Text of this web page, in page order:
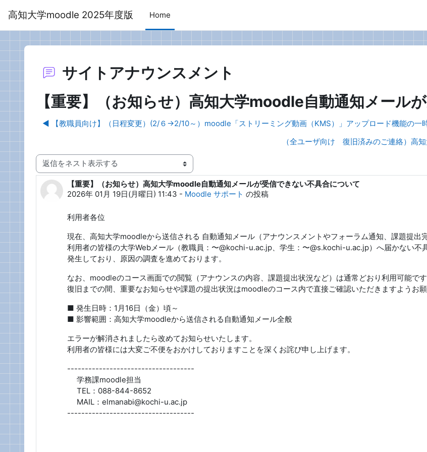
高知大学moodle 2025年度版 Home
サイトアナウンスメント
【重要】（お知らせ）高知大学moodle自動通知メール
◀︎ 【教職員向け】（日程変更）(2/６→2/10～）moodle「ストリーミング動画（KMS）」アップロード機能の一
（全ユーザ向け 復旧済みのご連絡）高
表示モード
【重要】（お知らせ）高知大学moodle自動通知メールが受信できない不具合について
2026年 01月 19日(月曜日) 11:43 - Moodle サポート の投稿
返信数: 0
利用者各位
現在、高知大学moodleから送信される 自動通知メール（アナウンスメントやフォーラム通知、課題提出
利用者の皆様の大学Webメール（教職員：〜@kochi-u.ac.jp、学生：〜@s.kochi-u.ac.jp）へ届かない不
発生しており、
原因の調査を進めております。
なお、moodleのコース画面での閲覧（アナウンスの内容、課題提出状況など）は通常どおり利用可能です
復旧までの間、重要なお知らせや課題の提出状況はmoodleのコース内で直接ご確認いただきますようお願
■ 発生日時：1月16日（金）頃～
■ 影響範囲：高知大学moodleから送信される自動通知メール全般
エラーが解消されましたら改めてお知らせいたします。
利用者の皆様には大変ご不便をおかけしておりますことを深くお詫び申し上げます。
------------------------------------
学務課moodle担当
TEL：088-844-8652
MAIL：elmanabi@kochi-u.ac.jp
------------------------------------